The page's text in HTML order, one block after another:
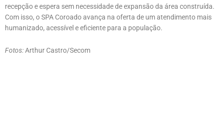
recepção e espera sem necessidade de expansão da área construída.
Com isso, o SPA Coroado avança na oferta de um atendimento mais
humanizado, acessível e eficiente para a população.
Fotos:Arthur Castro/Secom